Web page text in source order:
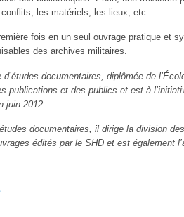
les matériels, les lieux, etc.
fois en un seul ouvrage pratique et
des archives militaires.
d’études documentaires, diplômée de
publications et des publics et est à
juin 2012.
documentaires, il dirige la division
édités par le SHD et est également